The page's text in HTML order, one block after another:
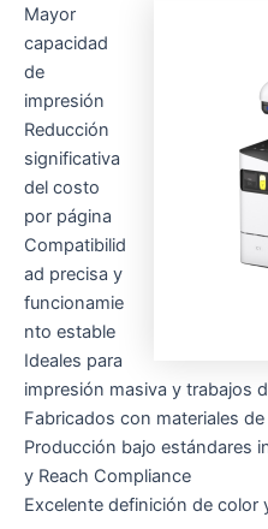
Mayor
capacidad
de
impresión
Reducción
significativa
del costo
por página
Compatibilid
ad precisa y
funcionamie
nto estable
Ideales para
impresión masiva y trabajos
Fabricados con materiales
Producción bajo estándares
y Reach Compliance
Excelente definición de